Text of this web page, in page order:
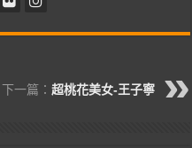
下一篇： 超桃花美女-王子寧